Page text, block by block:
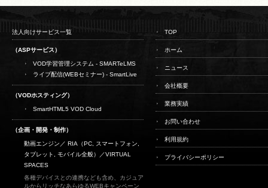
法人向けサービス一覧
（ASPサービス）
VOD学習管理システム - SMARTeLMS
ライブ配信(WEBセミナー) - SmartLive
（VODホスティング）
SmartHTML5 VOD Cloud
（企画・開発・制作）
動画エンジン／ RIA（PC, スマートフォン,
タブレット, モバイル全般）／VIRTUAL
SPACES
各種デバイスとの連携なども含め、カジュア
ルからリッチなあらゆるWEBキャンペーン
TOP
ホーム
ニュース
会社概要
業務実績
お問い合わせ
利用規約
プライバシーポリシー